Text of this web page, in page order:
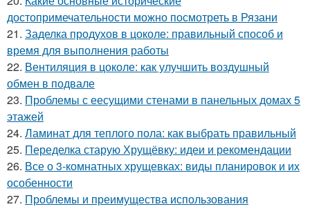
достопримечательности можно посмотреть в Рязани
21. Заделка продухов в цоколе: правильный способ и
время для выполнения работы
22. Вентиляция в цоколе: как улучшить воздушный
обмен в подвале
23. Проблемы с еесущими стенами в панельных домах 5
этажей
24. Ламинат для теплого пола: как выбрать правильный
25. Переделка старую Хрущёвку: идеи и рекомендации
26. Все о 3-комнатных хрущевках: виды планировок и их
особенности
27. Проблемы и преимущества использования